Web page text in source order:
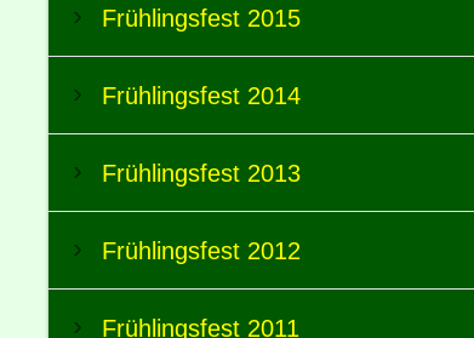
Frühlingsfest 2015
Frühlingsfest 2014
Frühlingsfest 2013
Frühlingsfest 2012
Frühlingsfest 2011